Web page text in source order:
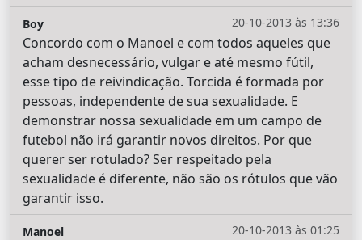
20-10-2013 às 13:36
Boy
Concordo com o Manoel e com todos aqueles que
acham desnecessário, vulgar e até mesmo fútil,
esse tipo de reivindicação. Torcida é formada por
pessoas, independente de sua sexualidade. E
demonstrar nossa sexualidade em um campo de
futebol não irá garantir novos direitos. Por que
querer ser rotulado? Ser respeitado pela
sexualidade é diferente, não são os rótulos que vão
garantir isso.
20-10-2013 às 01:25
Manoel